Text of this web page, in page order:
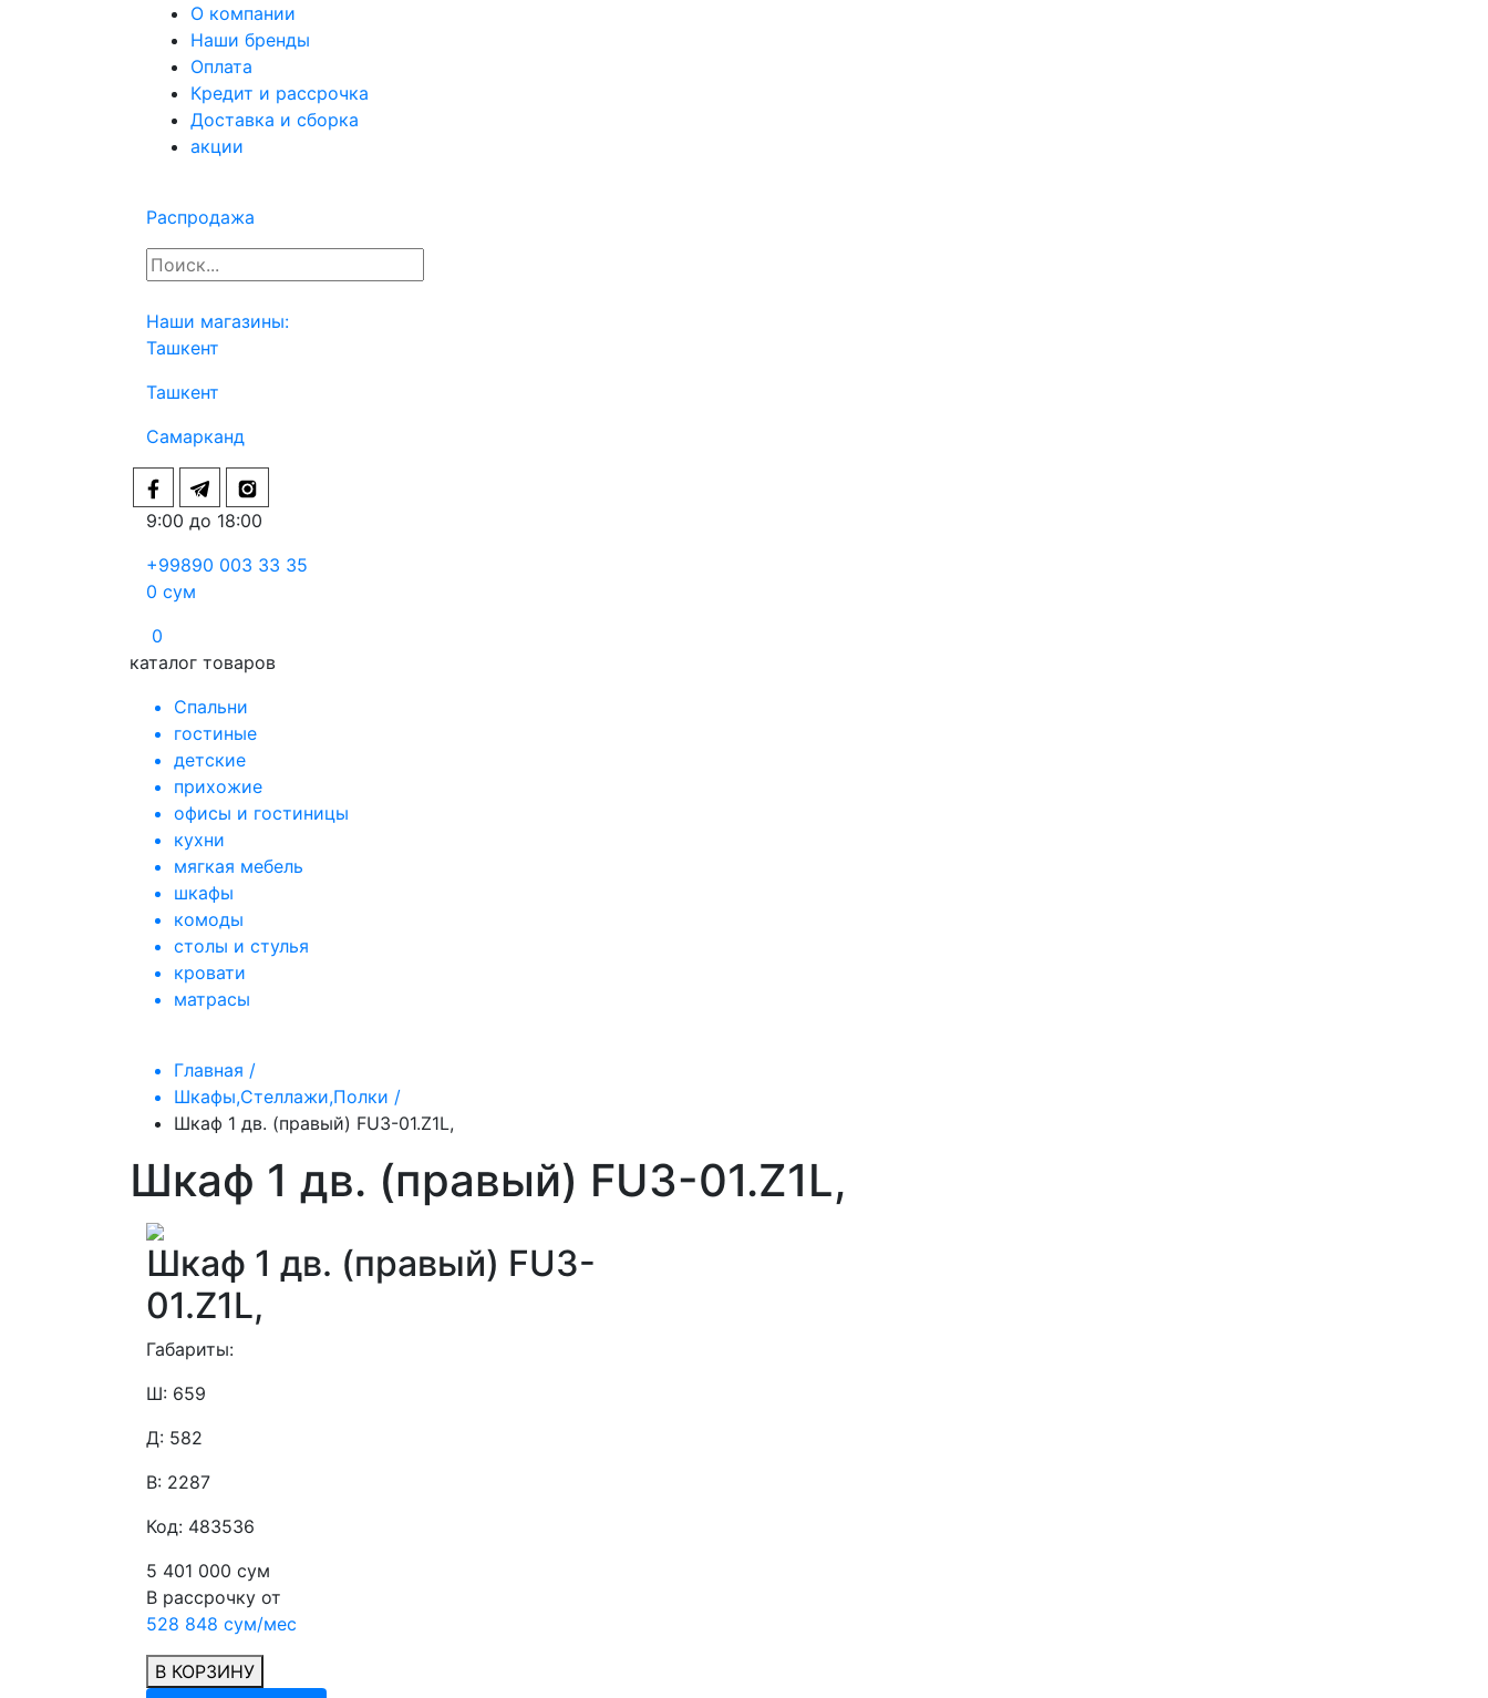
О компании
Наши бренды
Оплата
Кредит и рассрочка
Доставка и сборка
акции
Распродажа
Наши магазины:
Ташкент
Ташкент
Самарканд
9:00 до 18:00
+99890 003 33 35
0 сум
0
каталог товаров
Спальни
гостиные
детские
прихожие
офисы и гостиницы
кухни
мягкая мебель
шкафы
комоды
столы и стулья
кровати
матрасы
Главная /
Шкафы,Стеллажи,Полки /
Шкаф 1 дв. (правый) FU3-01.Z1L,
Шкаф 1 дв. (правый) FU3-01.Z1L,
Шкаф 1 дв. (правый) FU3-
01.Z1L,
Габариты:
Ш: 659
Д: 582
В: 2287
Код: 483536
5 401 000 сум
В рассрочку от
528 848 сум/мес
В КОРЗИНУ